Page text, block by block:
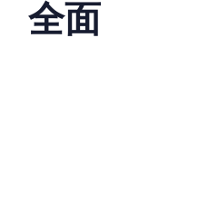
全面